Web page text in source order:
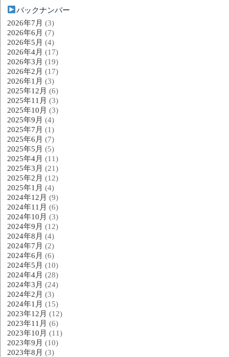
バックナンバー
2026年7月 (3)
2026年6月 (7)
2026年5月 (4)
2026年4月 (17)
2026年3月 (19)
2026年2月 (17)
2026年1月 (3)
2025年12月 (6)
2025年11月 (3)
2025年10月 (3)
2025年9月 (4)
2025年7月 (1)
2025年6月 (7)
2025年5月 (5)
2025年4月 (11)
2025年3月 (21)
2025年2月 (12)
2025年1月 (4)
2024年12月 (9)
2024年11月 (6)
2024年10月 (3)
2024年9月 (12)
2024年8月 (4)
2024年7月 (2)
2024年6月 (6)
2024年5月 (10)
2024年4月 (28)
2024年3月 (24)
2024年2月 (3)
2024年1月 (15)
2023年12月 (12)
2023年11月 (6)
2023年10月 (11)
2023年9月 (10)
2023年8月 (3)